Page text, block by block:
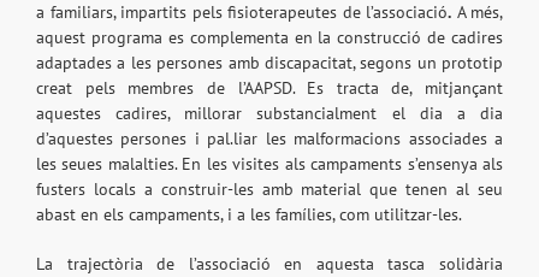
a familiars, impartits pels fisioterapeutes de l’associació. A més,
aquest programa es complementa en la construcció de cadires
adaptades a les persones amb discapacitat, segons un prototip
creat pels membres de l’AAPSD. Es tracta de, mitjançant
aquestes cadires, millorar substancialment el dia a dia
d’aquestes persones i pal.liar les malformacions associades a
les seues malalties. En les visites als campaments s’ensenya als
fusters locals a construir-les amb material que tenen al seu
abast en els campaments, i a les famílies, com utilitzar-les.
La trajectòria de l’associació en aquesta tasca solidària